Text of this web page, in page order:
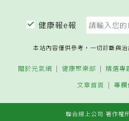
健康報e報
本站內容僅供參考，一切診斷與
關於元氣網 健康聚樂部 精選專
文章首頁
專欄
聯合線上公司 著作權